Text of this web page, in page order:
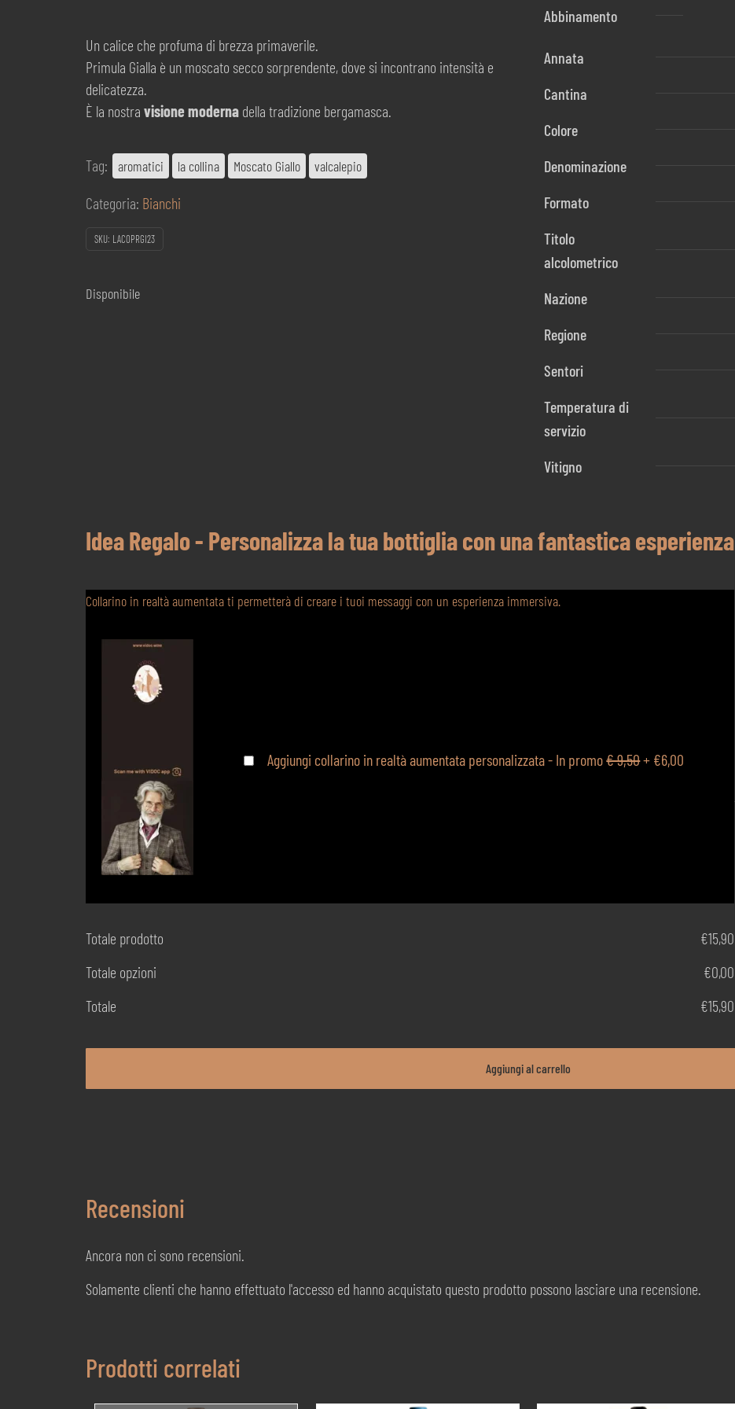
Un calice che profuma di brezza primaverile.
Primula Gialla è un moscato secco sorprendente, dove si incontrano intensità e
delicatezza.
È la nostra visione moderna della tradizione bergamasca.
Tag: aromatici la collina Moscato Giallo valcalepio
Categoria: Bianchi
SKU: LACOPRGI23
Disponibile
Abbinamento
Annata
Cantina
Colore
Denominazione
Formato
Titolo
alcolometrico
Nazione
Regione
Sentori
Temperatura di
servizio
Vitigno
Idea Regalo - Personalizza la tua bottiglia con una fantastica esperienza
Collarino in realtà aumentata ti permetterà di creare i tuoi messaggi con un esperienza immersiva.
Aggiungi collarino in realtà aumentata personalizzata - In promo€ 9,50+ €6,00
Totale prodotto €15,90
Totale opzioni
€0,00
Totale
€15,90
Aggiungi al carrello
Recensioni
Ancora non ci sono recensioni.
Solamente clienti che hanno effettuato l'accesso ed hanno acquistato questo prodotto possono lasciare una recensione.
Prodotti correlati